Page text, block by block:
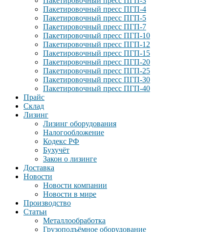
Пакетировочный пресс ПГП-4
Пакетировочный пресс ПГП-5
Пакетировочный пресс ПГП-7
Пакетировочный пресс ПГП-10
Пакетировочный пресс ПГП-12
Пакетировочный пресс ПГП-15
Пакетировочный пресс ПГП-20
Пакетировочный пресс ПГП-25
Пакетировочный пресс ПГП-30
Пакетировочный пресс ПГП-40
Прайс
Склад
Лизинг
Лизинг оборудования
Налогообложение
Кодекс РФ
Бухучёт
Закон о лизинге
Доставка
Новости
Новости компании
Новости в мире
Производство
Статьи
Металлообработка
Грузоподъёмное оборудование